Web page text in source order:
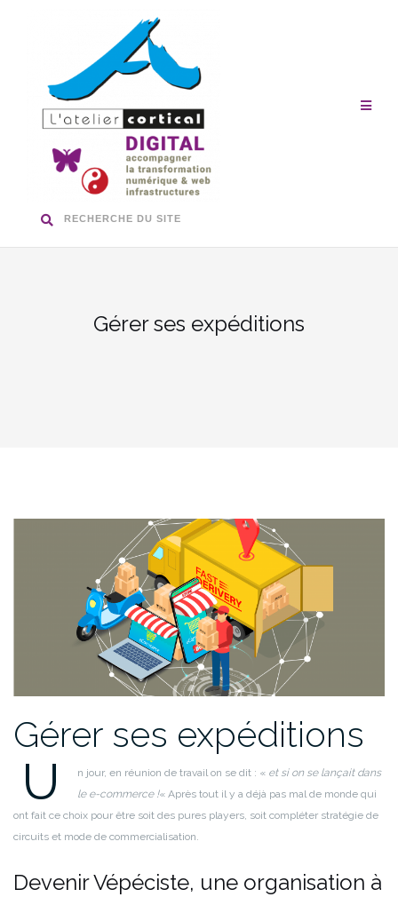
RECHERCHE DU SITE
Gérer ses expéditions
Gérer ses expéditions
U n jour, en réunion de travail on se dit : « et si on se lançait dans
le e-commerce !« Après tout il y a déjà pas mal de monde qui
ont fait ce choix pour être soit des pures players, soit compléter stratégie de
circuits et mode de commercialisation.
Devenir Vépéciste, une organisation à